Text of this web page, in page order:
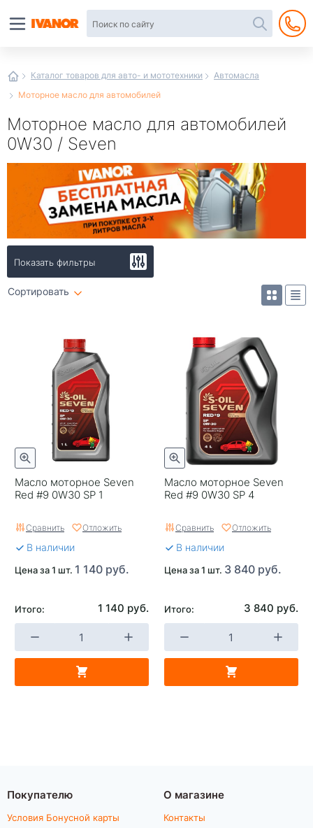
Каталог товаров для авто- и мототехники
Автомасла
Моторное масло для автомобилей
Моторное масло для автомобилей
0W30 / Seven
Показать фильтры
Сортировать
Масло моторное Seven
Red #9 0W30 SP 1
Сравнить Отложить
В наличии
Цена за 1 шт. 1 140 руб.
Итого: 1 140 руб.
Масло моторное Seven
Red #9 0W30 SP 4
Сравнить Отложить
В наличии
Цена за 1 шт. 3 840 руб.
Итого: 3 840 руб.
Покупателю
Условия Бонусной карты
О магазине
Контакты
интернет-